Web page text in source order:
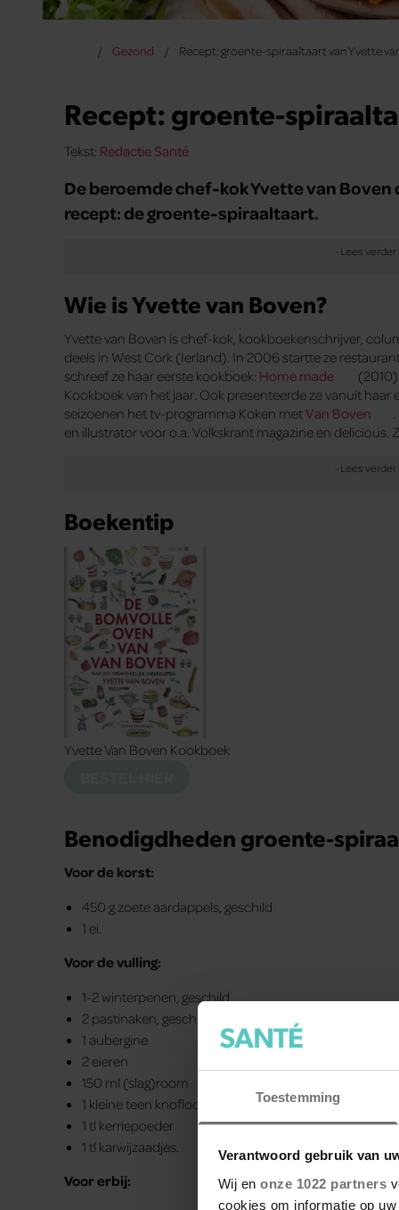
Toestemming
Verantwoord gebruik van
Wij en onze 1022 partners
cookies om informatie op
Gezond Recept: groente-spiraaltaart van Yvette
Recept: groente-
Tekst: Redactie Santé
De beroemde chef-kok Yvette van
recept: de groente-spiraaltaart.
Wie is Yvette van Boven?
Yvette van Boven is chef-kok, kookboekenschrijver,
deels in West Cork (Ierland). In 2006 startte ze
schreef ze haar eerste kookboek: Home made
Kookboek van het jaar. Ook presenteerde ze vanuit haar
seizoenen het tv-programma Koken metVan Boven
en illustrator voor o.a. Volkskrant magazine en
Boekentip
Yvette Van Boven Kookboek
Benodigdheden groente-
Voor de korst:
450 g zoete aardappels, geschild
1 ei.
Voor de vulling:
1-2 winterpenen, geschild
2 pastinaken, geschild
1 aubergine
2 eieren
150 ml (slag)room
1 kleine teen knoflook, geperst of geraspt
1 tl kerriepoeder
1 tl karwijzaadjes.
Voor erbij: